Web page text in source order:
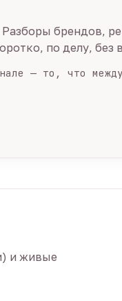
брендов,
по делу, без
— то, что
и живые